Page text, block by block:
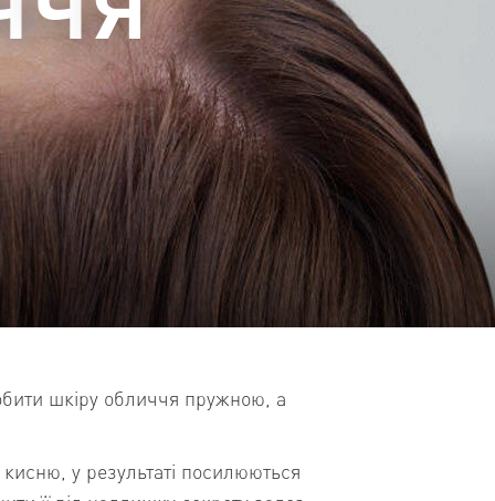
шкіру обличчя пружною, а
у результаті посилюються